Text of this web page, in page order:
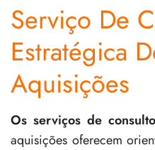
Serviço De
Estratégica
Aquisições
Os serviços de
aquisições oferecem